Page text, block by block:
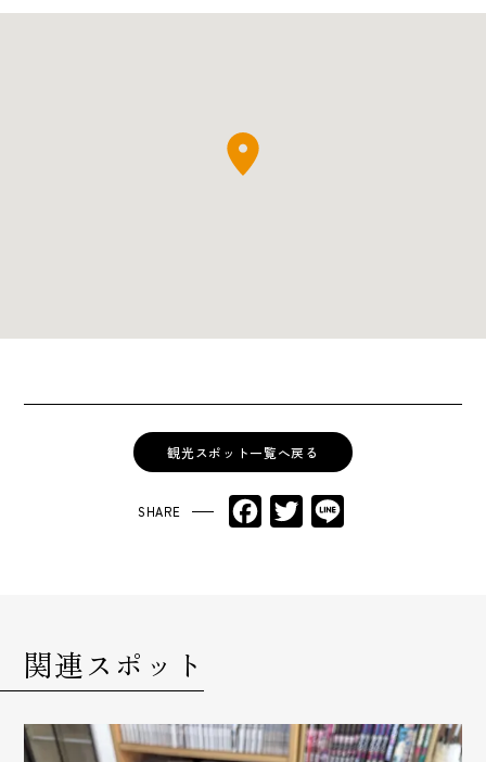
観光スポット一覧へ戻る
Facebook
Twitter
関連スポット